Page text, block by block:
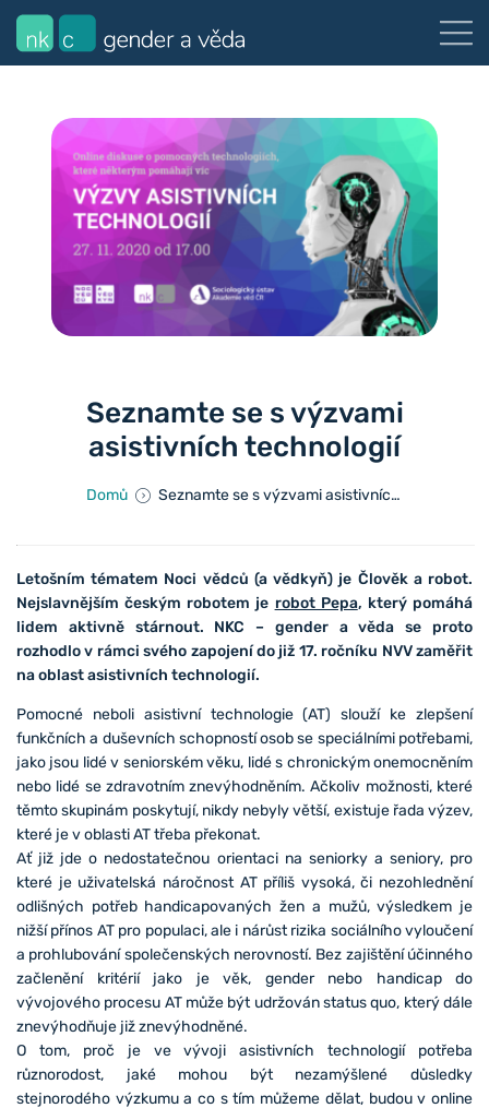
Seznamte se s výzvami
asistivních technologií
Domů Seznamte se s výzvami asistivních technologií
Letošním tématem Noci vědců (a vědkyň) je Člověk a robot.
Nejslavnějším českým robotem je robot Pepa, který pomáhá
lidem aktivně stárnout. NKC – gender a věda se proto
rozhodlo v rámci svého zapojení do již 17. ročníku NVV zaměřit
na oblast asistivních technologií.
Pomocné neboli asistivní technologie (AT) slouží ke zlepšení
funkčních a duševních schopností osob se speciálními potřebami,
jako jsou lidé v seniorském věku, lidé s chronickým onemocněním
nebo lidé se zdravotním znevýhodněním. Ačkoliv možnosti, které
těmto skupinám poskytují, nikdy nebyly větší, existuje řada výzev,
které je v oblasti AT třeba překonat.
Ať již jde o nedostatečnou orientaci na seniorky a seniory, pro
které je uživatelská náročnost AT příliš vysoká, či nezohlednění
odlišných potřeb handicapovaných žen a mužů, výsledkem je
nižší přínos AT pro populaci, ale i nárůst rizika sociálního vyloučení
a prohlubování společenských nerovností. Bez zajištění účinného
začlenění kritérií jako je věk, gender nebo handicap do
vývojového procesu AT může být udržován status quo, který dále
znevýhodňuje již znevýhodněné.
O tom, proč je ve vývoji asistivních technologií potřeba
různorodost, jaké mohou být nezamýšlené důsledky
stejnorodého výzkumu a co s tím můžeme dělat, budou v online